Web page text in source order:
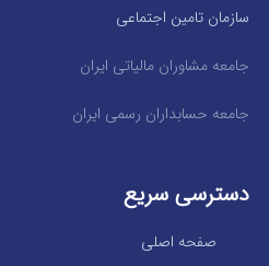
سازمان تامین اجتماعی
جامعه مشاوران مالیاتی ایران
جامعه حسابداران رسمی ایران
دسترسی سریع
صفحه اصلی